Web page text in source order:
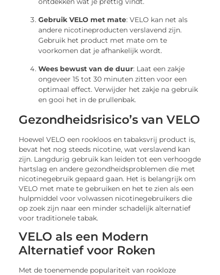
Gebruik VELO met mate: VELO kan net als
andere nicotineproducten verslavend zijn.
Gebruik het product met mate om te
voorkomen dat je afhankelijk wordt.
Wees bewust van de duur: Laat een zakje
ongeveer 15 tot 30 minuten zitten voor een
optimaal effect. Verwijder het zakje na gebruik
en gooi het in de prullenbak.
Gezondheidsrisico’s van VELO
Hoewel VELO een rookloos en tabaksvrij product is,
bevat het nog steeds nicotine, wat verslavend kan
zijn. Langdurig gebruik kan leiden tot een verhoogde
hartslag en andere gezondheidsproblemen die met
nicotinegebruik gepaard gaan. Het is belangrijk om
VELO met mate te gebruiken en het te zien als een
hulpmiddel voor volwassen nicotinegebruikers die
op zoek zijn naar een minder schadelijk alternatief
voor traditionele tabak.
VELO als een Modern
Alternatief voor Roken
Met de toenemende populariteit van rookloze